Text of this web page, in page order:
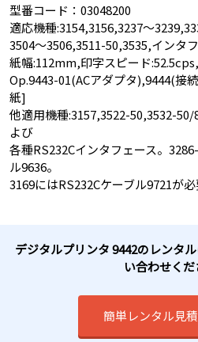
型番コード：03048200
適応機種:3154,3156,3237～
3504～3506,3511-50,3535,インタ
紙幅:112mm,印字スピード:52.5cps,
Op.9443-01(ACアダプタ),9444(接
紙]
他適用機種:3157,3522-50,3532-
よび
各種RS232Cインタフェース。
ル9636。
3169にはRS232Cケーブル9721が必
デジタルプリンタ 9442のレンタ
い合わせくだ
簡単レンタル見